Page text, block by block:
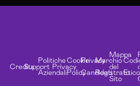
CreditsSupport
Politiche
Aziendali
Privacy
Cookie
Policy
Privacy
Candidati
Marchio
Registrato
Mappa
del
Sito
Etico